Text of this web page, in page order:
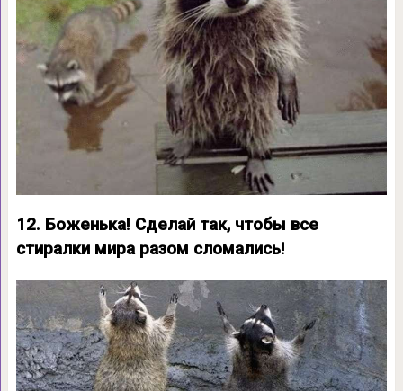
12. Боженька! Сделай так, чтобы все
стиралки мира разом сломались!